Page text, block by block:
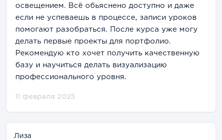
освещением. Всё обьяснено доступно и даже
если не успеваешь в процессе, записи уроков
помогают разобраться. После курса уже могу
делать первые проекты для портфолио.
Рекомендую кто хочет получить качественную
базу и научиться делать визуализацию
профессионального уровня.
11 февраля 2025
Лиза